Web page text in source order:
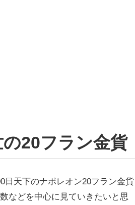
20フラン金貨
日天下のナポレオン20フラン金貨
などを中心に見ていきたいと思